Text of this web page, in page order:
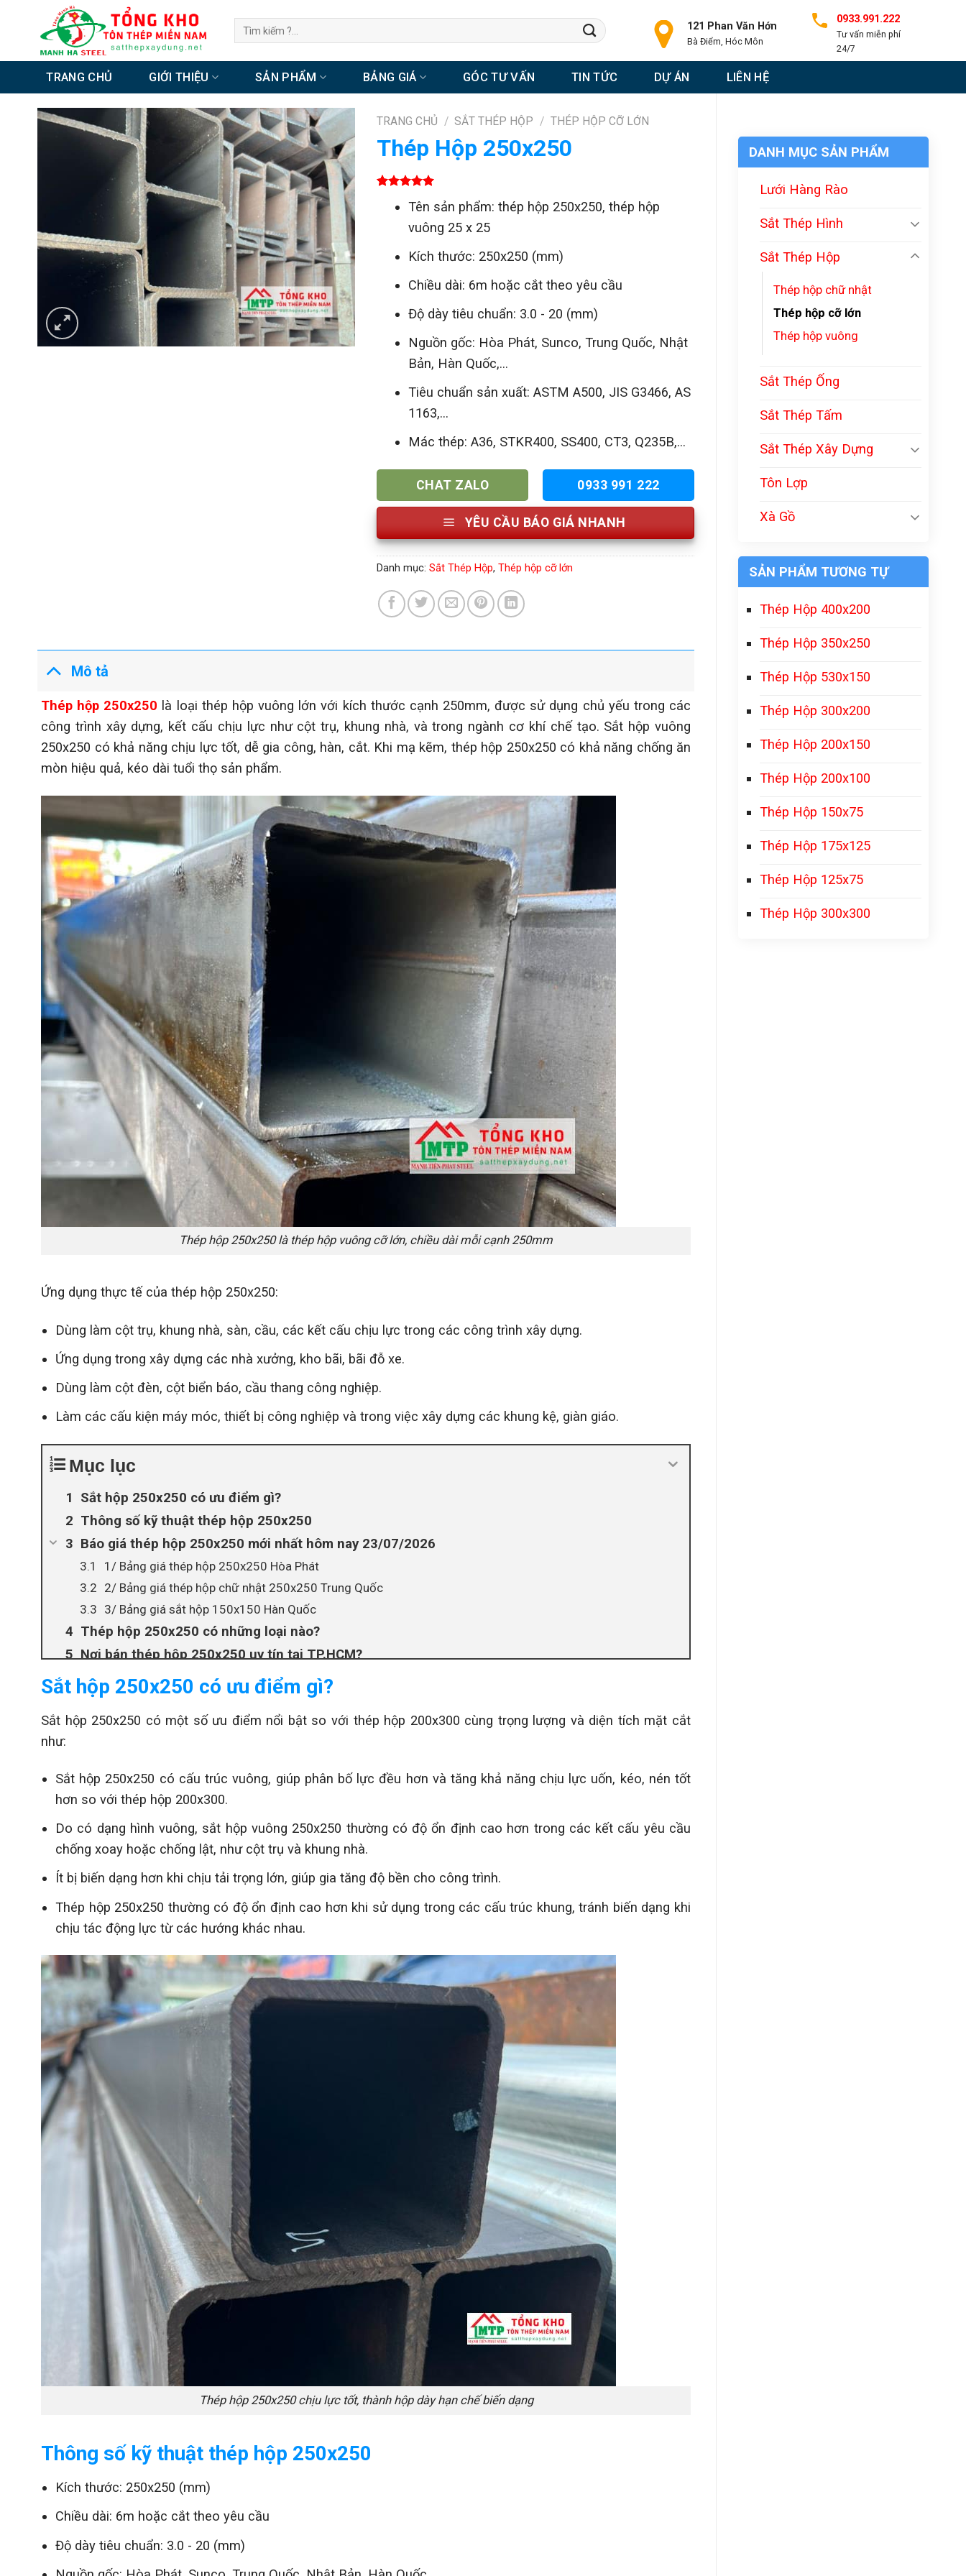
Tìm
kiếm:
121 Phan Văn Hớn
Bà Điểm, Hóc Môn
0933.991.222
Tư vấn miễn phí
24/7
TRANG CHỦ GIỚI THIỆU SẢN PHẨM BẢNG GIÁ GÓC TƯ VẤN TIN TỨC DỰ ÁN LIÊN HỆ
DANH MỤC SẢN PHẨM
Lưới Hàng Rào
Sắt Thép Hình
Sắt Thép Hộp
Thép hộp chữ nhật
Thép hộp cỡ lớn
Thép hộp vuông
Sắt Thép Ống
Sắt Thép Tấm
Sắt Thép Xây Dựng
Tôn Lợp
Xà Gồ
SẢN PHẨM TƯƠNG TỰ
Thép Hộp 400x200
Thép Hộp 350x250
Thép Hộp 530x150
Thép Hộp 300x200
Thép Hộp 200x150
Thép Hộp 200x100
Thép Hộp 150x75
Thép Hộp 175x125
Thép Hộp 125x75
Thép Hộp 300x300
TRANG CHỦ / SẮT THÉP HỘP / THÉP HỘP CỠ LỚN
Thép Hộp 250x250
dựa trênTên sản phẩm: thép hộp 250x250, thép hộp
vuông 25 x 25
Kích thước: 250x250 (mm)
Chiều dài: 6m hoặc cắt theo yêu cầu
Độ dày tiêu chuẩn: 3.0 - 20 (mm)
Nguồn gốc: Hòa Phát, Sunco, Trung Quốc, Nhật
Bản, Hàn Quốc,…
Tiêu chuẩn sản xuất: ASTM A500, JIS G3466, AS
1163,...
Mác thép: A36, STKR400, SS400, CT3, Q235B,...
CHAT ZALO 0933 991 222
YÊU CẦU BÁO GIÁ NHANH
Danh mục: Sắt Thép Hộp, Thép hộp cỡ lớn
Mô tả
Thép hộp 250x250 là loại thép hộp vuông lớn với kích thước cạnh 250mm, được sử dụng chủ yếu trong các
công trình xây dựng, kết cấu chịu lực như cột trụ, khung nhà, và trong ngành cơ khí chế tạo. Sắt hộp vuông
250x250 có khả năng chịu lực tốt, dễ gia công, hàn, cắt. Khi mạ kẽm, thép hộp 250x250 có khả năng chống ăn
mòn hiệu quả, kéo dài tuổi thọ sản phẩm.
Thép hộp 250x250 là thép hộp vuông cỡ lớn, chiều dài mỗi cạnh 250mm
Ứng dụng thực tế của thép hộp 250x250:
Dùng làm cột trụ, khung nhà, sàn, cầu, các kết cấu chịu lực trong các công trình xây dựng.
Ứng dụng trong xây dựng các nhà xưởng, kho bãi, bãi đỗ xe.
Dùng làm cột đèn, cột biển báo, cầu thang công nghiệp.
Làm các cấu kiện máy móc, thiết bị công nghiệp và trong việc xây dựng các khung kệ, giàn giáo.
Mục lục
Sắt hộp 250x250 có ưu điểm gì?
Thông số kỹ thuật thép hộp 250x250
Báo giá thép hộp 250x250 mới nhất hôm nay 23/07/2026
1/ Bảng giá thép hộp 250x250 Hòa Phát
2/ Bảng giá thép hộp chữ nhật 250x250 Trung Quốc
3/ Bảng giá sắt hộp 150x150 Hàn Quốc
Thép hộp 250x250 có những loại nào?
Nơi bán thép hộp 250x250 uy tín tại TP.HCM?
Làm thế nào để nhận biết sản phẩm thép hộp 250x250 chính hãng?
Sắt hộp 250x250 có ưu điểm gì?
Sắt hộp 250x250 có một số ưu điểm nổi bật so với thép hộp 200x300 cùng trọng lượng và diện tích mặt cắt
như:
Sắt hộp 250x250 có cấu trúc vuông, giúp phân bố lực đều hơn và tăng khả năng chịu lực uốn, kéo, nén tốt
hơn so với thép hộp 200x300.
Do có dạng hình vuông, sắt hộp vuông 250x250 thường có độ ổn định cao hơn trong các kết cấu yêu cầu
chống xoay hoặc chống lật, như cột trụ và khung nhà.
Ít bị biến dạng hơn khi chịu tải trọng lớn, giúp gia tăng độ bền cho công trình.
Thép hộp 250x250 thường có độ ổn định cao hơn khi sử dụng trong các cấu trúc khung, tránh biến dạng khi
chịu tác động lực từ các hướng khác nhau.
Thép hộp 250x250 chịu lực tốt, thành hộp dày hạn chế biến dạng
Thông số kỹ thuật thép hộp 250x250
Kích thước: 250x250 (mm)
Chiều dài: 6m hoặc cắt theo yêu cầu
Độ dày tiêu chuẩn: 3.0 - 20 (mm)